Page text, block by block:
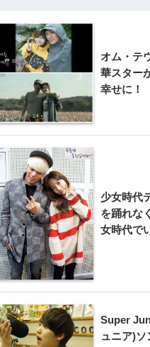
オム・テ
華スター
幸せに！
少女時代
を踊れな
女時代で
Super
ュニア)ソ